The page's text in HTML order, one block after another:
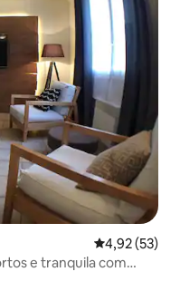
4,92 de uma
4,92 (53)
e tranquila com